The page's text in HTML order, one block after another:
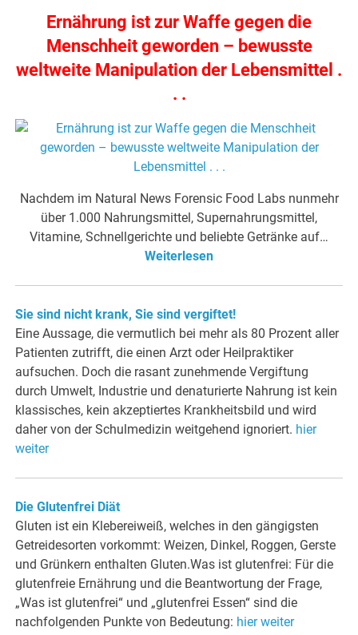
Ernährung ist zur Waffe gegen die
Menschheit geworden – bewusste
weltweite Manipulation der Lebensmittel .
. .
Nachdem im Natural News Forensic Food Labs nunmehr
über 1.000 Nahrungsmittel, Supernahrungsmittel,
Vitamine, Schnellgerichte und beliebte Getränke auf…
Weiterlesen
Sie sind nicht krank, Sie sind vergiftet!
Eine Aussage, die vermutlich bei mehr als 80 Prozent aller
Patienten zutrifft, die einen Arzt oder Heilpraktiker
aufsuchen. Doch die rasant zunehmende Vergiftung
durch Umwelt, Industrie und denaturierte Nahrung ist kein
klassisches, kein akzeptiertes Krankheitsbild und wird
daher von der Schulmedizin weitgehend ignoriert. hier
weiter
Die Glutenfrei Diät
Gluten ist ein Klebereiweiß, welches in den gängigsten
Getreidesorten vorkommt: Weizen, Dinkel, Roggen, Gerste
und Grünkern enthalten Gluten.Was ist glutenfrei: Für die
glutenfreie Ernährung und die Beantwortung der Frage,
„Was ist glutenfrei“ und „glutenfrei Essen“ sind die
nachfolgenden Punkte von Bedeutung: hier weiter